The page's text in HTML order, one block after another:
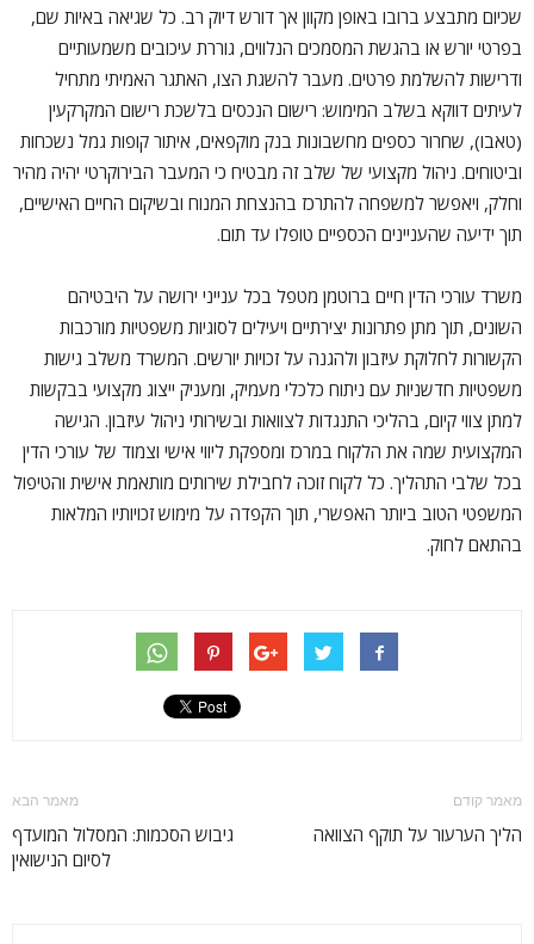
שכיום מתבצע ברובו באופן מקוון אך דורש דיוק רב. כל שגיאה באיות שם,
בפרטי יורש או בהגשת המסמכים הנלווים, גוררת עיכובים משמעותיים
ודרישות להשלמת פרטים. מעבר להשגת הצו, האתגר האמיתי מתחיל
לעיתים דווקא בשלב המימוש: רישום הנכסים בלשכת רישום המקרקעין
(טאבו), שחרור כספים מחשבונות בנק מוקפאים, איתור קופות גמל נשכחות
וביטוחים. ניהול מקצועי של שלב זה מבטיח כי המעבר הבירוקרטי יהיה מהיר
וחלק, ויאפשר למשפחה להתרכז בהנצחת המנוח ובשיקום החיים האישיים,
תוך ידיעה שהעניינים הכספיים טופלו עד תום.
משרד עורכי הדין חיים ברוטמן מטפל בכל ענייני ירושה על היבטיהם
השונים, תוך מתן פתרונות יצירתיים ויעילים לסוגיות משפטיות מורכבות
הקשורות לחלוקת עיזבון ולהגנה על זכויות יורשים. המשרד משלב גישות
משפטיות חדשניות עם ניתוח כלכלי מעמיק, ומעניק ייצוג מקצועי בבקשות
למתן צווי קיום, בהליכי התנגדות לצוואות ובשירותי ניהול עיזבון. הגישה
המקצועית שמה את הלקוח במרכז ומספקת ליווי אישי וצמוד של עורכי הדין
בכל שלבי התהליך. כל לקוח זוכה לחבילת שירותים מותאמת אישית והטיפול
המשפטי הטוב ביותר האפשרי, תוך הקפדה על מימוש זכויותיו המלאות
בהתאם לחוק.
מאמר קודם
הליך הערעור על תוקף הצוואה
מאמר הבא
גיבוש הסכמות: המסלול המועדף
לסיום הנישואין